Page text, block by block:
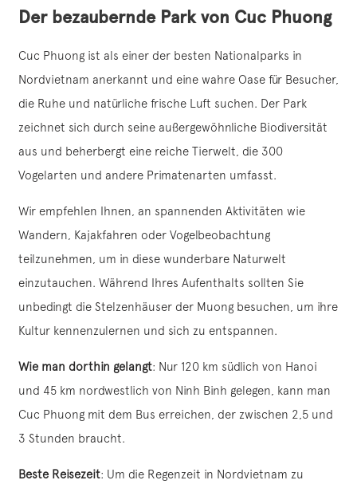
Der bezaubernde Park von Cuc Phuong
Cuc Phuong ist als einer der besten Nationalparks in
Nordvietnam anerkannt und eine wahre Oase für Besucher,
die Ruhe und natürliche frische Luft suchen. Der Park
zeichnet sich durch seine außergewöhnliche Biodiversität
aus und beherbergt eine reiche Tierwelt, die 300
Vogelarten und andere Primatenarten umfasst.
Wir empfehlen Ihnen, an spannenden Aktivitäten wie
Wandern, Kajakfahren oder Vogelbeobachtung
teilzunehmen, um in diese wunderbare Naturwelt
einzutauchen. Während Ihres Aufenthalts sollten Sie
unbedingt die Stelzenhäuser der Muong besuchen, um ihre
Kultur kennenzulernen und sich zu entspannen.
Wie man dorthin gelangt: Nur 120 km südlich von Hanoi
und 45 km nordwestlich von Ninh Binh gelegen, kann man
Cuc Phuong mit dem Bus erreichen, der zwischen 2,5 und
3 Stunden braucht.
Beste Reisezeit: Um die Regenzeit in Nordvietnam zu